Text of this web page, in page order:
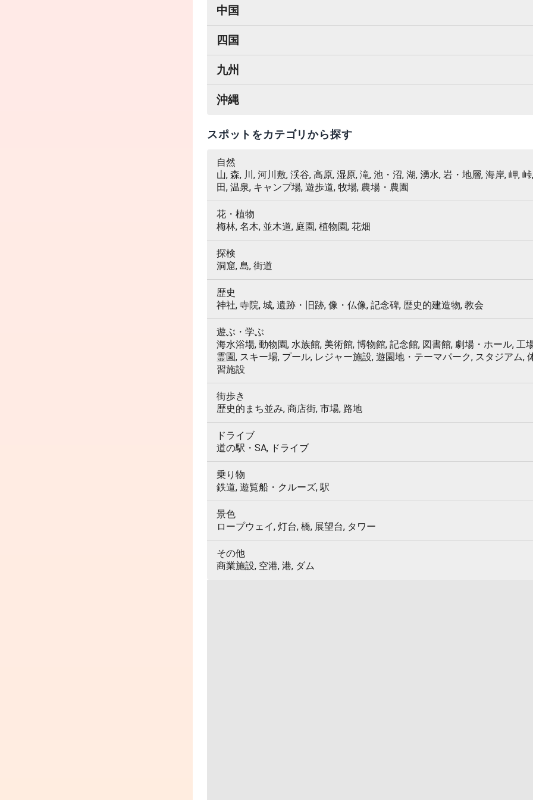
中国
四国
九州
沖縄
スポットをカテゴリから探す
自然
山, 森, 川, 河川敷, 渓谷, 高原, 湿原, 滝, 池・沼, 湖, 湧水, 岩・地層, 海岸, 岬,
田, 温泉, キャンプ場, 遊歩道, 牧場, 農場・農園
花・植物
梅林, 名木, 並木道, 庭園, 植物園, 花畑
探検
洞窟, 島, 街道
歴史
神社, 寺院, 城, 遺跡・旧跡, 像・仏像, 記念碑, 歴史的建造物, 教会
遊ぶ・学ぶ
海水浴場, 動物園, 水族館, 美術館, 博物館, 記念館, 図書館, 劇場・ホール, 工
霊園, スキー場, プール, レジャー施設, 遊園地・テーマパーク, スタジアム,
習施設
街歩き
歴史的まち並み, 商店街, 市場, 路地
ドライブ
道の駅・SA, ドライブ
乗り物
鉄道, 遊覧船・クルーズ, 駅
景色
ロープウェイ, 灯台, 橋, 展望台, タワー
その他
商業施設, 空港, 港, ダム